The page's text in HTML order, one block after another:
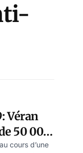
Véran
50 000
cours d’une